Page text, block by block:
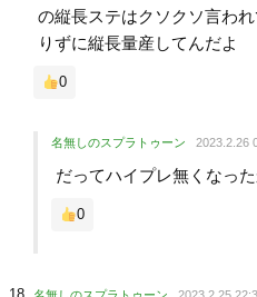
の縦長ステはクソクソ言わ
りずに縦長量産してんだよ
0
名無しのスプラトゥーン 2023.2.26
だってハイプレ無くなっ
0